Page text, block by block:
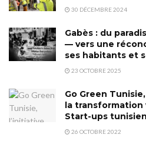
30 DÉCEMBRE 2024
Gabès : du
— vers une
ses habitants et
23 OCTOBRE 2025
Go Green
la transformation
Start-ups
26 OCTOBRE 2022